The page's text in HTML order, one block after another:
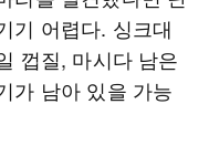
기 어렵다. 싱크대
껍질, 마시다 남은
가 남아 있을 가능